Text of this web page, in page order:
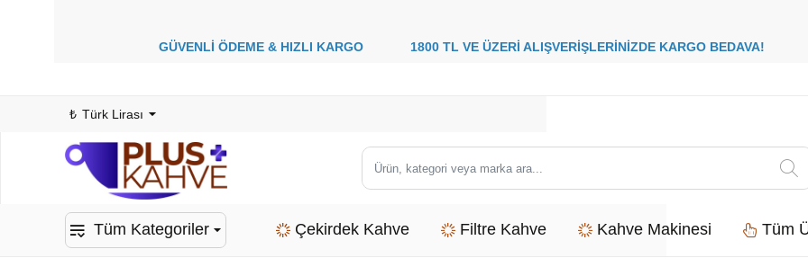
GÜVENLİ ÖDEME & HIZLI KARGO 1800 TL VE ÜZERİ ALIŞVERİŞLERİNİZDE KARGO
₺ Türk Lirası
Ürün,
kategori
marka
Tüm Kategoriler Çekirdek Kahve Filtre Kahve Kahve Makinesi Tüm